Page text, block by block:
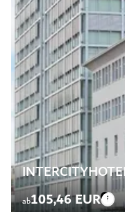
ab105,46 EUR